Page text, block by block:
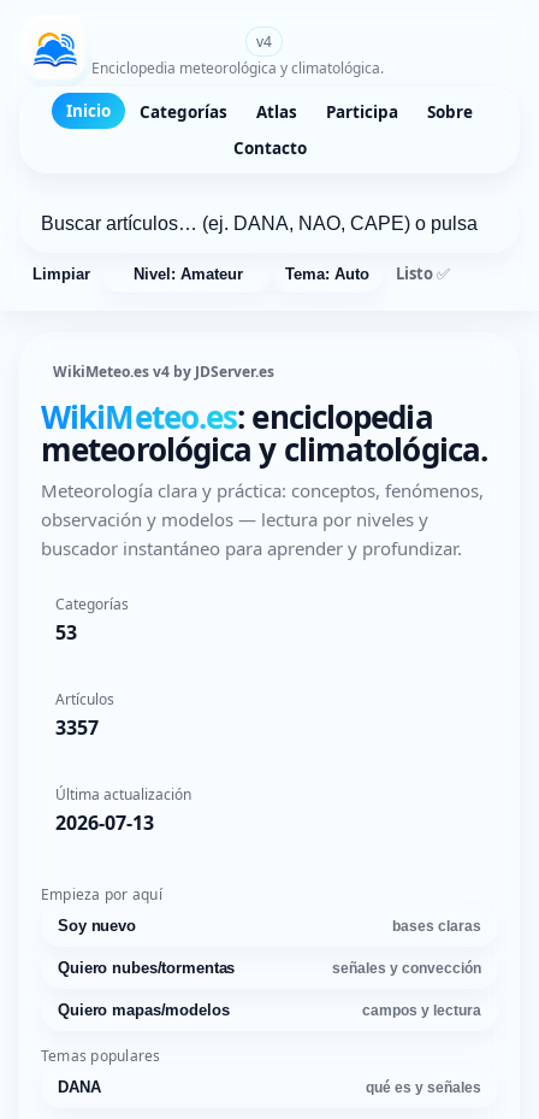
v4
Enciclopedia meteorológica y climatológica.
Inicio Categorías Atlas Participa
Sobre
Contacto
Limpiar Nivel: Amateur Tema: Auto Listo ✅
WikiMeteo.es v4 by JDServer.es
WikiMeteo.es: enciclopedia
meteorológica y climatológica.
Meteorología clara y práctica: conceptos, fenómenos,
observación y modelos — lectura por niveles y
buscador instantáneo para aprender y profundizar.
Categorías
53
Artículos
3357
Última actualización
2026-07-13
Empieza por aquí
Soy nuevo bases claras
Quiero nubes/tormentas señales y convección
Quiero mapas/modelos campos y lectura
Temas populares
DANA qué es y señales